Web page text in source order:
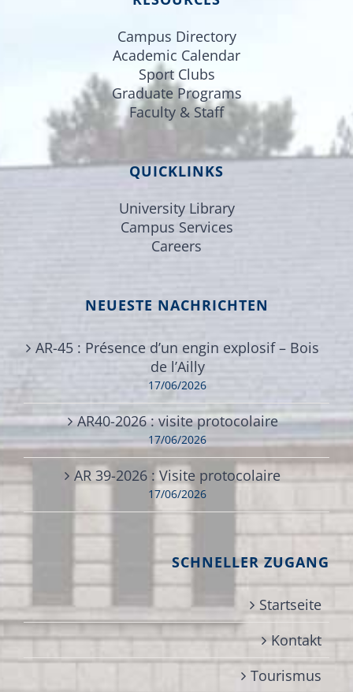
Campus Directory
Academic Calendar
Sport Clubs
Graduate Programs
Faculty & Staff
QUICKLINKS
University Library
Campus Services
Careers
NEUESTE NACHRICHTEN
AR-45 : Présence d’un engin explosif – Bois
de l’Ailly
17/06/2026
AR40-2026 : visite protocolaire
17/06/2026
AR 39-2026 : Visite protocolaire
17/06/2026
SCHNELLER ZUGANG
Startseite
Kontakt
Tourismus